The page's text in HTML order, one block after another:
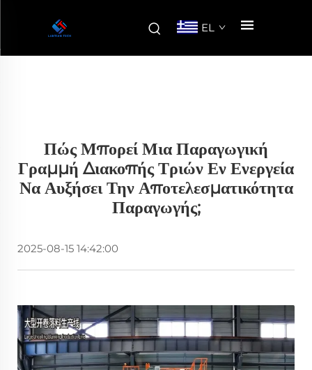
EL
Πώς Μπορεί Μια Παραγωγική
Γραμμή Διακοπής Τριών Εν Ενεργεία
Να Αυξήσει Την Αποτελεσματικότητα
Παραγωγής;
2025-08-15 14:42:00